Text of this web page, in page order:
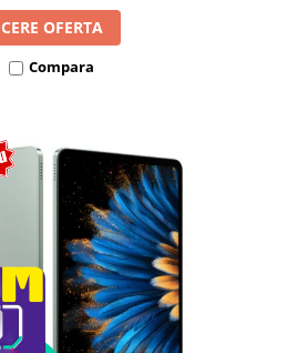
CERE OFERTA
Compara